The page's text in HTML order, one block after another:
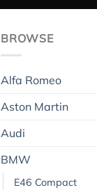
BROWSE
Alfa Romeo
Aston Martin
Audi
BMW
E46 Compact